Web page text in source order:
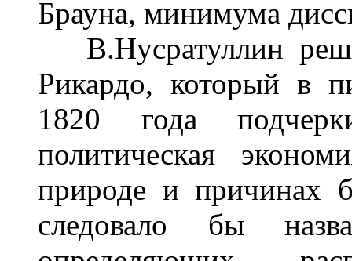
Брауна, минимума
В.Нусратуллин
Рикардо, который в
1820 года
политическая
природе и причинах
следовало бы